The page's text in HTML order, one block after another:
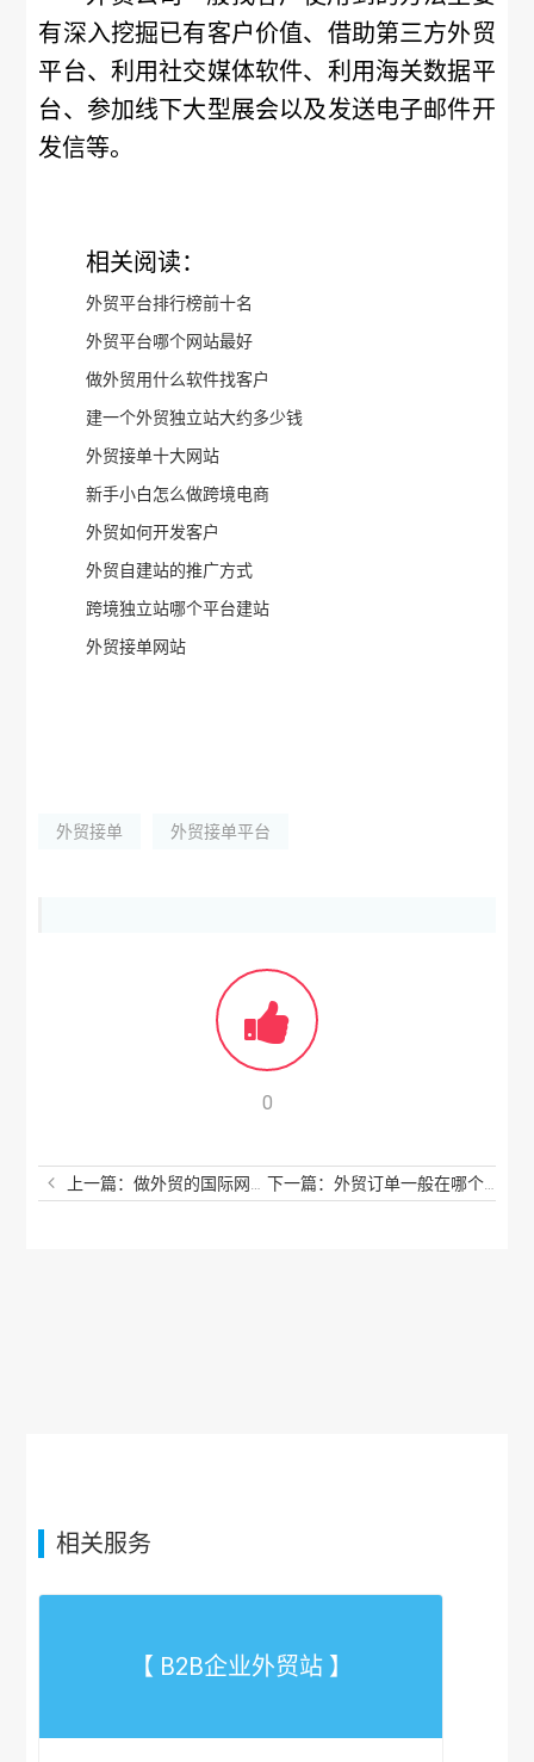
有深入挖掘已有客户价值、借助第三方外贸
平台、利用社交媒体软件、利用海关数据平
台、参加线下大型展会以及发送电子邮件开
发信等。
相关阅读：
外贸平台排行榜前十名
外贸平台哪个网站最好
做外贸用什么软件找客户
建一个外贸独立站大约多少钱
外贸接单十大网站
新手小白怎么做跨境电商
外贸如何开发客户
外贸自建站的推广方式
跨境独立站哪个平台建站
外贸接单网站
外贸接单 外贸接单平台
0
上一篇：做外贸的国际网站有哪些？外贸平台有哪些比较好？
相关服务
【 B2B企业外贸站 】